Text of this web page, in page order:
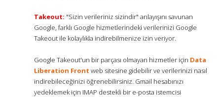
Takeout: "Sizin verileriniz sizindir" anlayışını savunan
Google, farklı Google hizmetlerindeki verilerinizi Google
Takeout ile kolaylıkla indirebilmenize izin veriyor.
Google Takeout'un bir parçası olmayan hizmetler için Data
Liberation Front web sitesine gidebilir ve verilerinizi nasıl
indirebileceğinizi öğrenebilirsiniz. Gmail hesabınızı
yedeklemek için IMAP destekli bir e-posta istemcisi